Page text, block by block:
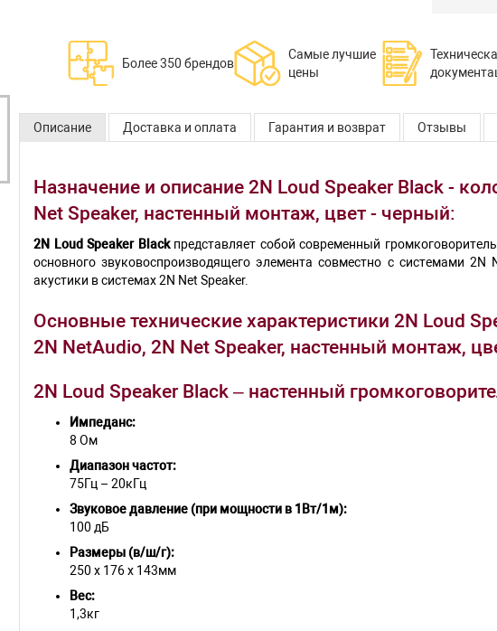
Более 350 брендов
Самые лучшие
цены
Описание Доставка и оплата Гарантия и возврат Отзывы
Назначение и описание 2N Loud Speaker Black -
Net Speaker, настенный монтаж, цвет - черный:
2N Loud Speaker Black представляет собой современный
основного звуковоспроизводящего элемента совместно с системами
акустики в системах 2N Net Speaker.
Основные технические характеристики 2N Loud
2N NetAudio, 2N Net Speaker, настенный монтаж,
2N Loud Speaker Black – настенный
Импеданс:
8 Ом
Диапазон частот:
75Гц – 20кГц
Звуковое давление (при мощности в 1Вт/1м):
100 дБ
Размеры (в/ш/г):
250 x 176 x 143мм
Вес:
1,3кг